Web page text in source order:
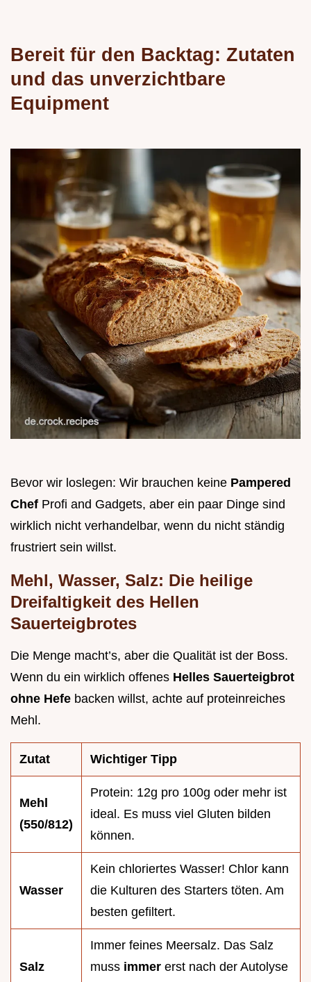
Bereit für den Backtag: Zutaten
und das unverzichtbare
Equipment
Bevor wir loslegen: Wir brauchen keine Pampered
Chef Profi and Gadgets, aber ein paar Dinge sind
wirklich nicht verhandelbar, wenn du nicht ständig
frustriert sein willst.
Mehl, Wasser, Salz: Die heilige
Dreifaltigkeit des Hellen
Sauerteigbrotes
Die Menge macht’s, aber die Qualität ist der Boss.
Wenn du ein wirklich offenes Helles Sauerteigbrot
ohne Hefe backen willst, achte auf proteinreiches
Mehl.
Zutat Wichtiger Tipp
Mehl
(550/812)
Protein: 12g pro 100g oder mehr ist
ideal. Es muss viel Gluten bilden
können.
Wasser
Kein chloriertes Wasser! Chlor kann
die Kulturen des Starters töten. Am
besten gefiltert.
Salz
Immer feines Meersalz. Das Salz
muss immer erst nach der Autolyse